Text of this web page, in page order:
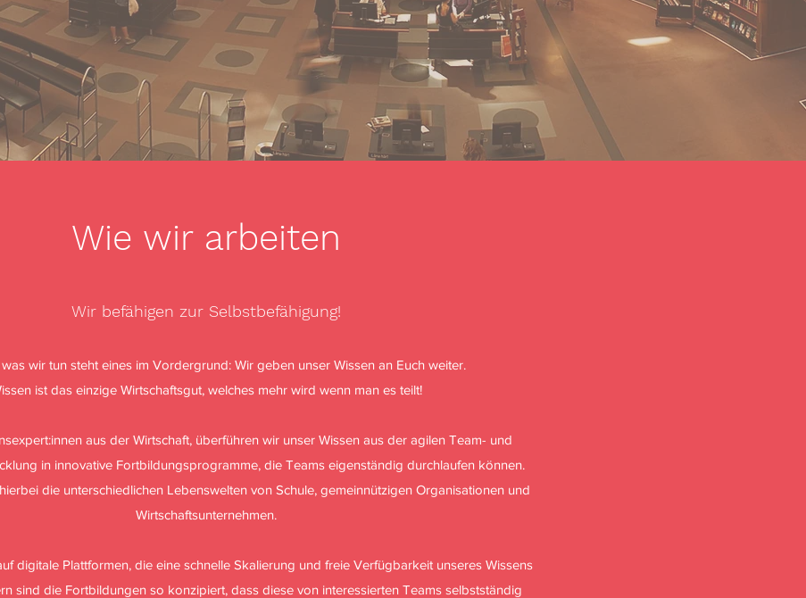
Wie wir arbeiten
Wir befähigen zur Selbstbefähigung!
was wir tun steht eines im Vordergrund: Wir geben unser Wissen an Euch weiter.
ist das einzige Wirtschaftsgut, welches mehr wird wenn man es teilt!
aus der Wirtschaft, überführen wir unser Wissen aus der agilen Team- und
in innovative Fortbildungsprogramme, die Teams eigenständig durchlaufen können.
die unterschiedlichen Lebenswelten von Schule, gemeinnützigen Organisationen und
Wirtschaftsunternehmen.
digitale Plattformen, die eine schnelle Skalierung und freie Verfügbarkeit unseres Wissens
sind die Fortbildungen so konzipiert, dass diese von interessierten Teams selbstständig